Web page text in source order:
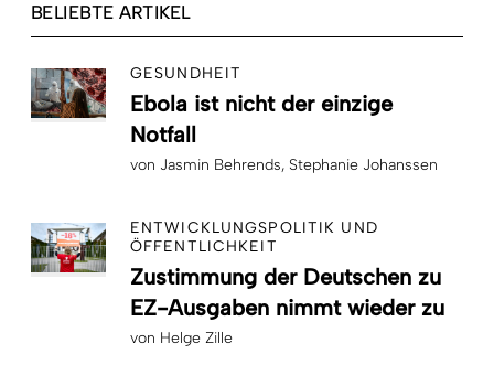
BELIEBTE ARTIKEL
GESUNDHEIT
Ebola ist nicht der einzige
Notfall
von Jasmin Behrends Stephanie Johanssen
ENTWICKLUNGSPOLITIK UND
ÖFFENTLICHKEIT
Zustimmung der Deutschen zu
EZ-Ausgaben nimmt wieder zu
von Helge Zille